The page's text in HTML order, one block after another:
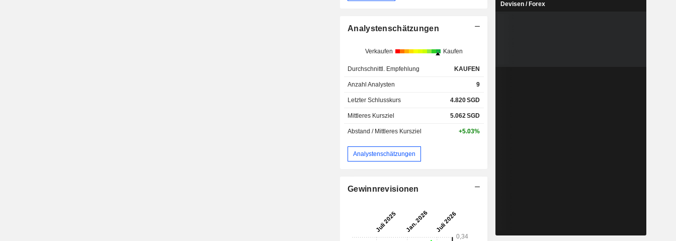
Analystenschätzungen
Verkaufen Kaufen
Durchschnittl. Empfehlung KAUFEN
Anzahl Analysten 9
Letzter Schlusskurs 4.820SGD
Mittleres Kursziel 5.062SGD
Abstand / Mittleres Kursziel +5.03%
Analystenschätzungen
Gewinnrevisionen
Devisen / Forex